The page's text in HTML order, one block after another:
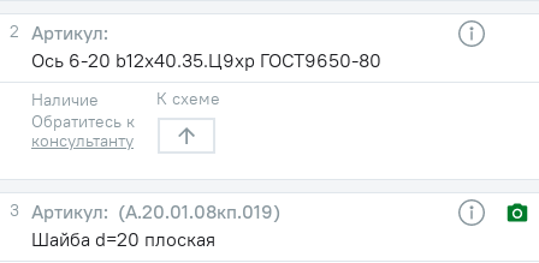
2
Ось 6-20 b12x40.35.Ц9хр ГОСТ9650-80
Наличие
Обратитесь к
консультанту
К схеме
3
(А.20.01.08кп.019)
Шайба d=20 плоская